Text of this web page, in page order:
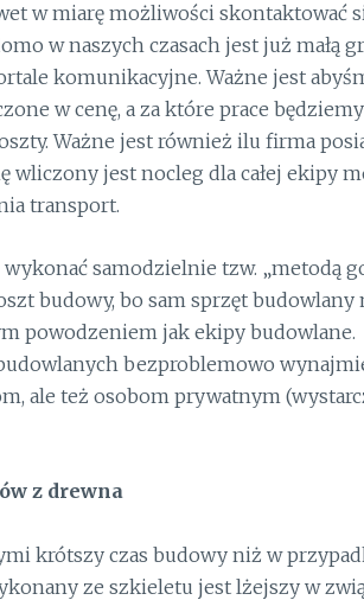
w miarę możliwości skontaktować
w naszych czasach jest już małą
komunikacyjne. Ważne jest
w cenę, a za które prace
Ważne jest również ilu firma
wliczony jest nocleg dla całej ekipy
transport.
samodzielnie tzw. „metodą
budowy, bo sam sprzęt budowlany
powodzeniem jak ekipy budowlane.
bezproblemowo
ale też osobom prywatnym
z drewna
krótszy czas budowy niż w
ze szkieletu jest lżejszy w